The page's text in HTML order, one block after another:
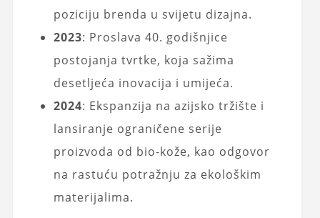
poziciju brenda u svijetu dizajna.
2023: Proslava 40. godišnjice
postojanja tvrtke, koja sažima
desetljeća inovacija i umijeća.
2024: Ekspanzija na azijsko tržište i
lansiranje ograničene serije
proizvoda od bio-kože, kao odgovor
na rastuću potražnju za ekološkim
materijalima.